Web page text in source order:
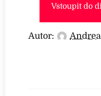
Vstoupit do
Autor: